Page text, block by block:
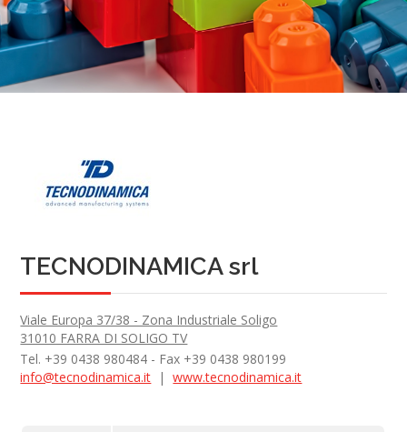
TECNODINAMICA srl
Viale Europa 37/38 - Zona Industriale Soligo
31010 FARRA DI SOLIGO TV
Tel. +39 0438 980484 - Fax +39 0438 980199
info@tecnodinamica.it |www.tecnodinamica.it